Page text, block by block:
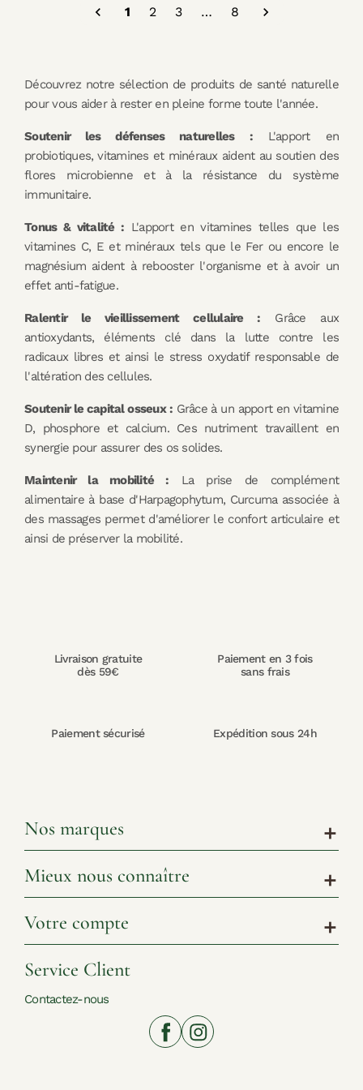
 1 2 3 … 8 
Découvrez notre sélection de produits de santé naturelle
pour vous aider à rester en pleine forme toute l'année.
Soutenir les défenses naturelles :L'apport en
probiotiques, vitamines et minéraux aident au soutien des
flores microbienne et à la résistance du système
immunitaire.
Tonus & vitalité : L'apport en vitamines telles que les
vitamines C, E et minéraux tels que le Fer ou encore le
magnésium aident à rebooster l'organisme et à avoir un
effet anti-fatigue.
Ralentir le vieillissement cellulaire : Grâce aux
antioxydants, éléments clé dans la lutte contre les
radicaux libres et ainsi le stress oxydatif responsable de
l'altération des cellules.
Soutenir le capital osseux :Grâce à un apport en vitamine
D, phosphore et calcium. Ces nutriment travaillent en
synergie pour assurer des os solides.
Maintenir la mobilité : La prise de complément
alimentaire à base d'Harpagophytum, Curcuma associée à
des massages permet d'améliorer le confort articulaire et
ainsi de préserver la mobilité.
Livraison gratuite
dès 59€
Paiement en 3 fois
sans frais
Paiement sécurisé Expédition sous 24h
Nos marques add
Mieux nous connaître add
Votre compte add
Service Client
Contactez-nous